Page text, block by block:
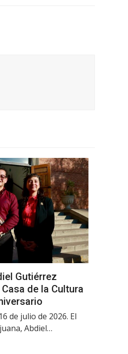
Gutiérrez
de la Cultura
de julio de 2026. El
Abdiel…